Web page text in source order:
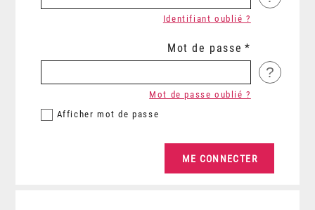
Identifiant oublié ?
Mot de passe
?
Afficher mot de passe
Mot de passe oublié ?